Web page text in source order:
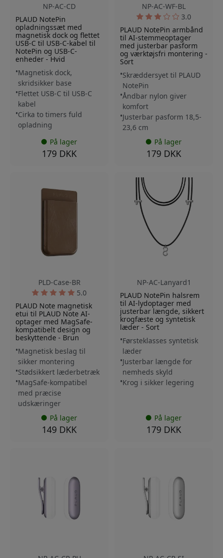
NP-AC-CD
PLAUD NotePin
opladningssæt med
magnetisk dock og flettet
USB-C til USB-C-kabel til
NotePin og USB-C-
enheder - Hvid
Magnetisk dock,
skridsikker base
Flettet USB-C til USB-C
kabel
Cirka to timers fuld
opladning
På lager
179 DKK
NP-AC-WF-BL
3.0
PLAUD NotePin armbånd
til AI-stemmeoptager
med justerbar pasform
og værktøjsfri montering -
Sort
Skræddersyet til PLAUD
NotePin
Åndbar nylon giver
komfort
Justerbar pasform 18,5-
23,6 cm
På lager
179 DKK
PLD-Case-BR
5.0
PLAUD Note magnetisk
etui til PLAUD Note AI-
optager med MagSafe-
kompatibelt design og
beskyttende - Brun
Magnetisk beslag til
sikker montering
Stødsikkert læderbetræk
MagSafe-kompatibel
med præcise
udskæringer
På lager
149 DKK
NP-AC-Lanyard1
PLAUD NotePin halsrem
til AI-lydoptager med
justerbar længde, sikkert
krogfæste og syntetisk
læder - Sort
Førsteklasses syntetisk
læder
Justerbar længde for
nemheds skyld
Krog i sikker legering
På lager
179 DKK